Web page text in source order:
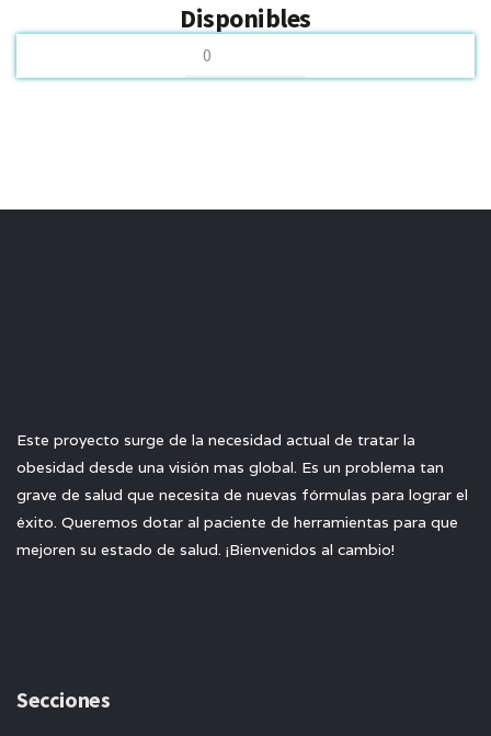
Disponibles
Este proyecto surge de la necesidad actual de tratar la
obesidad desde una visión mas global. Es un problema tan
grave de salud que necesita de nuevas fórmulas para lograr el
éxito. Queremos dotar al paciente de herramientas para que
mejoren su estado de salud. ¡Bienvenidos al cambio!
Secciones